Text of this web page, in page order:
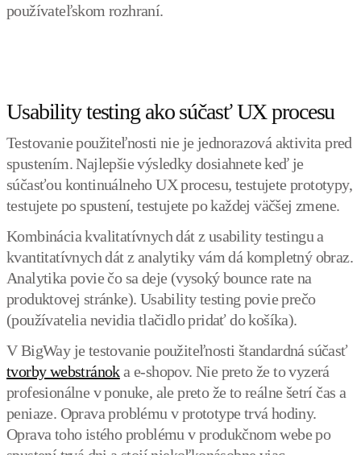
používateľskom rozhraní.
Usability testing ako súčasť UX procesu
Testovanie použiteľnosti nie je jednorazová aktivita pred
spustením. Najlepšie výsledky dosiahnete keď je
súčasťou kontinuálneho UX procesu, testujete prototypy,
testujete po spustení, testujete po každej väčšej zmene.
Kombinácia kvalitatívnych dát z usability testingu a
kvantitatívnych dát z analytiky vám dá kompletný obraz.
Analytika povie čo sa deje (vysoký bounce rate na
produktovej stránke). Usability testing povie prečo
(používatelia nevidia tlačidlo pridať do košíka).
V BigWay je testovanie použiteľnosti štandardná súčasť
tvorby webstránoka e-shopov. Nie preto že to vyzerá
profesionálne v ponuke, ale preto že to reálne šetrí čas a
peniaze. Oprava problému v prototype trvá hodiny.
Oprava toho istého problému v produkčnom webe po